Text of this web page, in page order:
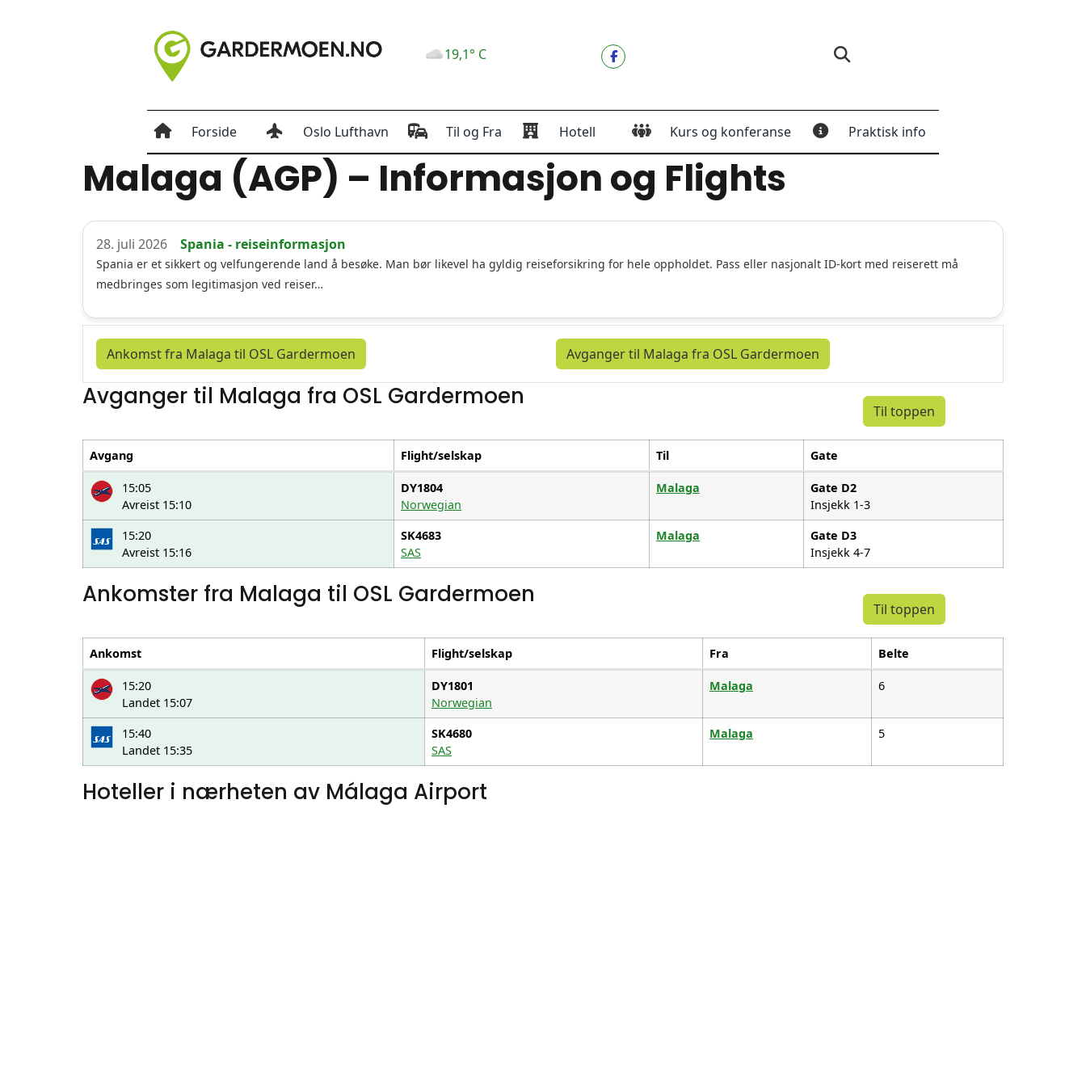
19,1° C
Forside Oslo Lufthavn Til og Fra Hotell Kurs og konferanse Praktisk info
Malaga (AGP) – Informasjon og Flights
28. juli 2026 Spania - reiseinformasjon
Spania er et sikkert og velfungerende land å besøke. Man bør likevel ha gyldig reiseforsikring for hele oppholdet. Pass eller nasjonalt ID-kort med reiserett må
medbringes som legitimasjon ved reiser…
Ankomst fra Malaga til OSL Gardermoen Avganger til Malaga fra OSL Gardermoen
Avganger til Malaga fra OSL Gardermoen
Til toppen
Avgang Flight/selskap Til Gate
15:05
Avreist 15:10
DY1804
Norwegian
Malaga Gate D2
Insjekk 1-3
15:20
Avreist 15:16
SK4683
SAS
Malaga Gate D3
Insjekk 4-7
Ankomster fra Malaga til OSL Gardermoen
Til toppen
Ankomst Flight/selskap Fra Belte
15:20
Landet 15:07
DY1801
Norwegian
Malaga 6
15:40
Landet 15:35
SK4680
SAS
Malaga 5
Hoteller i nærheten av Málaga Airport